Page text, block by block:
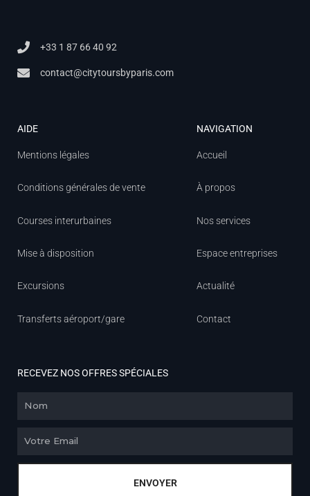
+33 1 87 66 40 92
contact@citytoursbyparis.com
AIDE
Mentions légales
Conditions générales de vente
Courses interurbaines
Mise à disposition
Excursions
Transferts aéroport/gare
NAVIGATION
Accueil
À propos
Nos services
Espace entreprises
Actualité
Contact
RECEVEZ NOS OFFRES SPÉCIALES
ENVOYER